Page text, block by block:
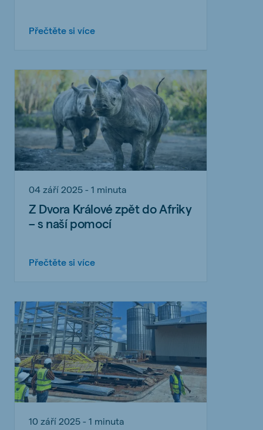
Přečtěte si více
04 září 2025 - 1 minuta
Z Dvora Králové zpět do Afriky
– s naší pomocí
Přečtěte si více
10 září 2025 - 1 minuta